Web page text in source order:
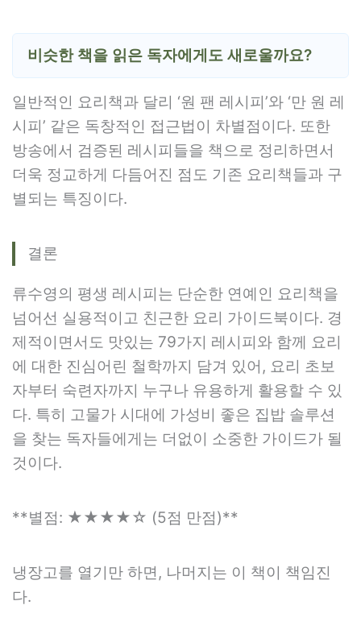
비슷한 책을 읽은 독자에게도 새로울까요?
일반적인 요리책과 달리 ‘원 팬 레시피’와 ‘만 원 레
시피’ 같은 독창적인 접근법이 차별점이다. 또한
방송에서 검증된 레시피들을 책으로 정리하면서
더욱 정교하게 다듬어진 점도 기존 요리책들과 구
별되는 특징이다.
결론
류수영의 평생 레시피는 단순한 연예인 요리책을
넘어선 실용적이고 친근한 요리 가이드북이다. 경
제적이면서도 맛있는 79가지 레시피와 함께 요리
에 대한 진심어린 철학까지 담겨 있어, 요리 초보
자부터 숙련자까지 누구나 유용하게 활용할 수 있
다. 특히 고물가 시대에 가성비 좋은 집밥 솔루션
을 찾는 독자들에게는 더없이 소중한 가이드가 될
것이다.
**별점: ★★★★☆ (5점 만점)**
냉장고를 열기만 하면, 나머지는 이 책이 책임진
다.